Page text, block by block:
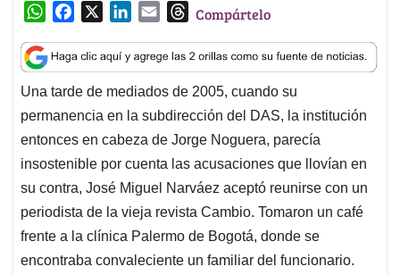
W
a
t
s
A
p
p
c
e
b
o
o
k
n
k
e
d
I
n
a
i
l
T
r
e
a
d
s
Compártelo
Una tarde de mediados de 2005, cuando su
permanencia en la subdirección del DAS, la institución
entonces en cabeza de Jorge Noguera, parecía
insostenible por cuenta las acusaciones que llovían en
su contra, José Miguel Narváez aceptó reunirse con un
periodista de la vieja revista Cambio. Tomaron un café
frente a la clínica Palermo de Bogotá, donde se
encontraba convaleciente un familiar del funcionario.